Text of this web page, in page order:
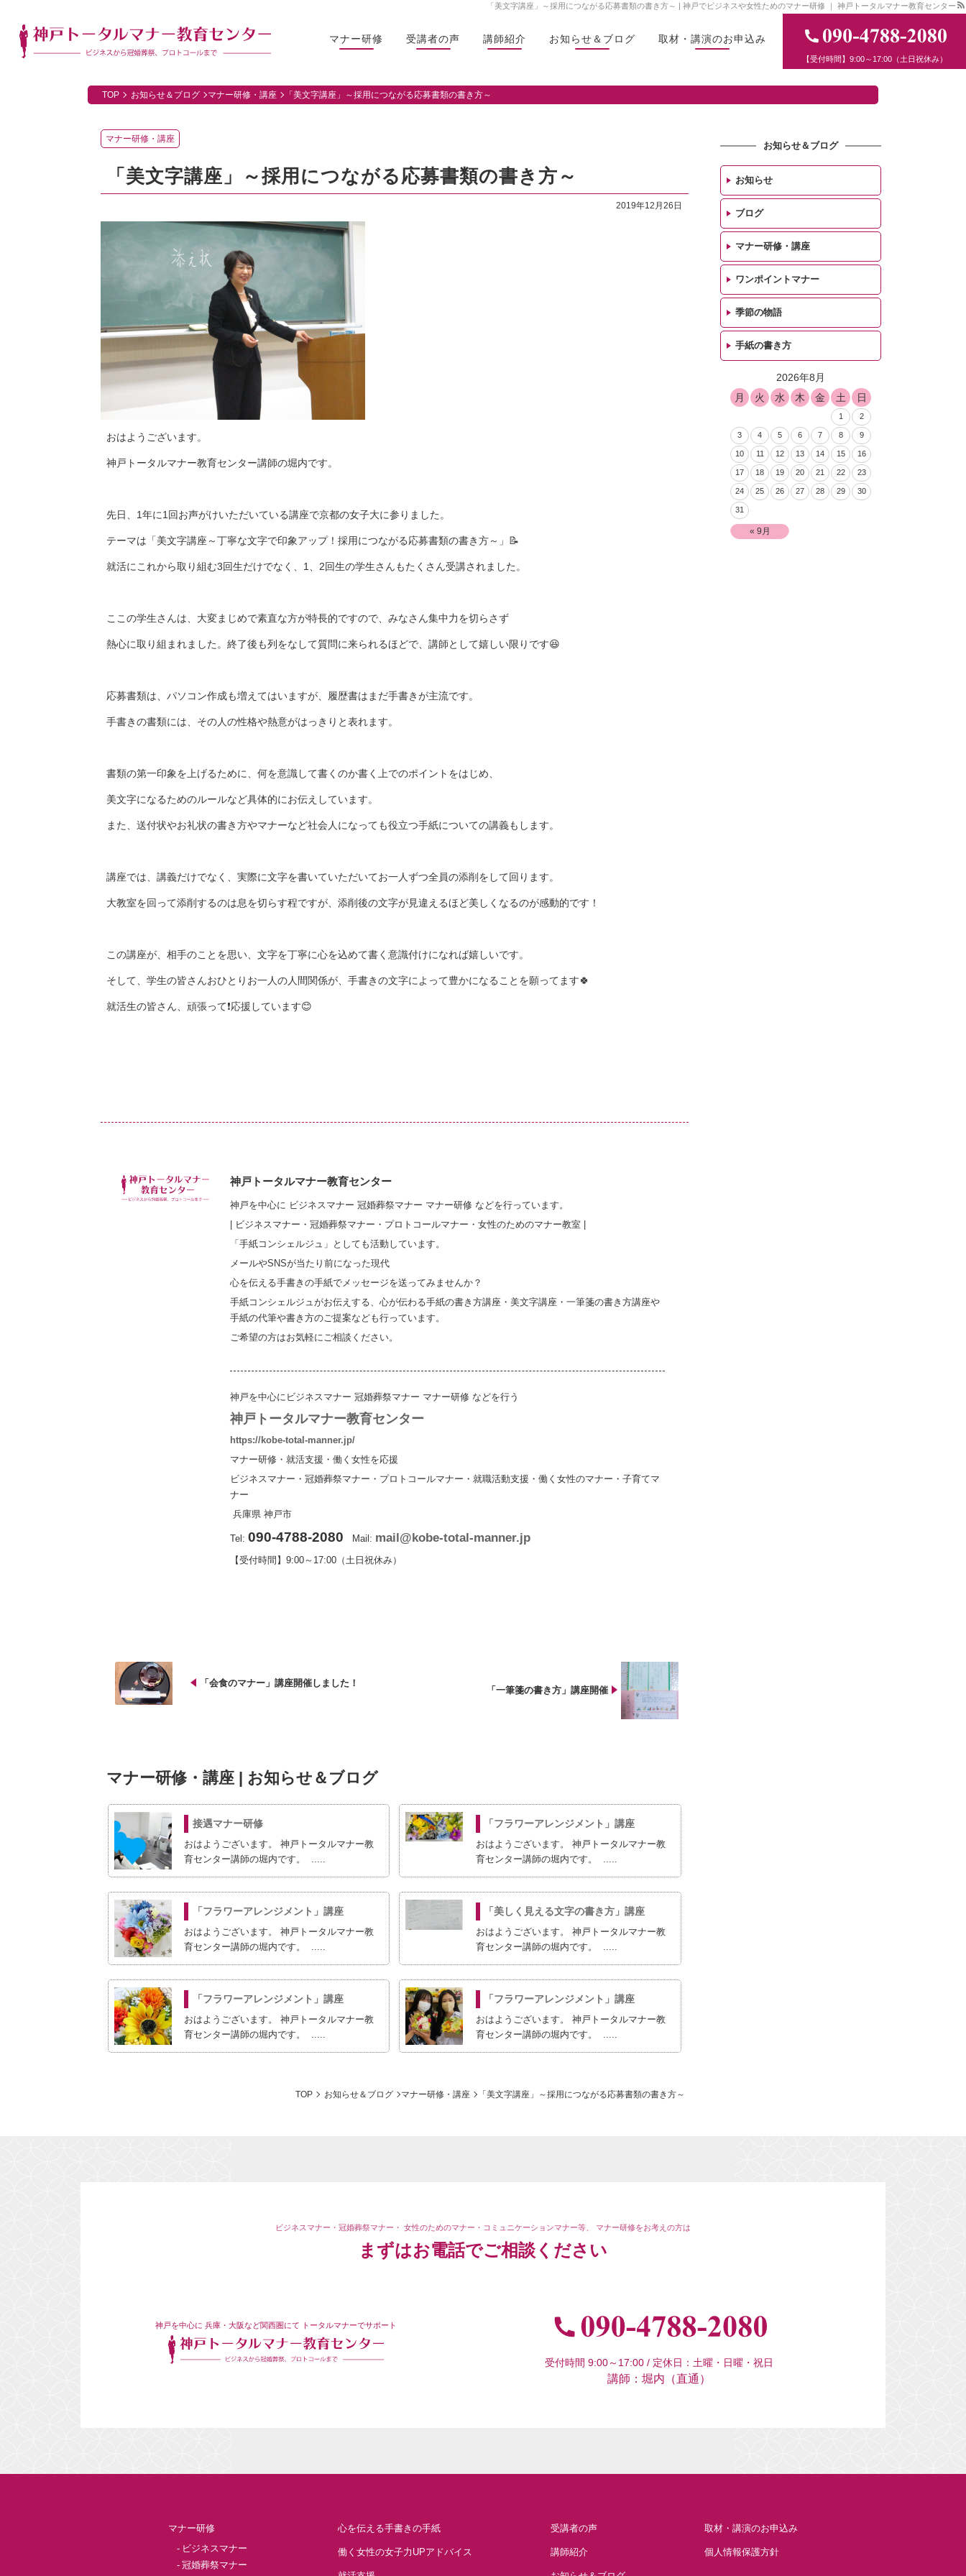
「美文字講座」～採用につながる応募書類の書き方～ | 神戸でビジネスや女性ためのマナー研修 ｜ 神戸トータルマナー教育センター
マナー研修 受講者の声 講師紹介 お知らせ＆ブログ 取材・講演のお申込み
【受付時間】9:00～17:00（土日祝休み）
TOP お知らせ＆ブログ マナー研修・講座 「美文字講座」～採用につながる応募書類の書き方～
マナー研修・講座
「美文字講座」～採用につながる応募書類の書き方～
2019年12月26日
おはようございます。
神戸トータルマナー教育センター講師の堀内です。
先日、1年に1回お声がけいただいている講座で京都の女子大に参りました。
テーマは「美文字講座～丁寧な文字で印象アップ！採用につながる応募書類の書き方～」📝
就活にこれから取り組む3回生だけでなく、1、2回生の学生さんもたくさん受講されました。
ここの学生さんは、大変まじめで素直な方が特長的ですので、みなさん集中力を切らさず
熱心に取り組まれました。終了後も列をなして質問に来られるほどで、講師として嬉しい限りです😆
応募書類は、パソコン作成も増えてはいますが、履歴書はまだ手書きが主流です。
手書きの書類には、その人の性格や熱意がはっきりと表れます。
書類の第一印象を上げるために、何を意識して書くのか書く上でのポイントをはじめ、
美文字になるためのルールなど具体的にお伝えしています。
また、送付状やお礼状の書き方やマナーなど社会人になっても役立つ手紙についての講義もします。
講座では、講義だけでなく、実際に文字を書いていただいてお一人ずつ全員の添削をして回ります。
大教室を回って添削するのは息を切らす程ですが、添削後の文字が見違えるほど美しくなるのが感動的です！
この講座が、相手のことを思い、文字を丁寧に心を込めて書く意識付けになれば嬉しいです。
そして、学生の皆さんおひとりお一人の人間関係が、手書きの文字によって豊かになることを願ってます🍀
就活生の皆さん、頑張って❗応援しています😊
神戸トータルマナー教育センター
神戸を中心に ビジネスマナー 冠婚葬祭マナー マナー研修 などを行っています。
| ビジネスマナー・冠婚葬祭マナー・プロトコールマナー・女性のためのマナー教室 |
「手紙コンシェルジュ」としても活動しています。
メールやSNSが当たり前になった現代
心を伝える手書きの手紙でメッセージを送ってみませんか？
手紙コンシェルジュがお伝えする、心が伝わる手紙の書き方講座・美文字講座・一筆箋の書き方講座や
手紙の代筆や書き方のご提案なども行っています。
ご希望の方はお気軽にご相談ください。
神戸を中心にビジネスマナー 冠婚葬祭マナー マナー研修 などを行う
神戸トータルマナー教育センター
https://kobe-total-manner.jp/
マナー研修・就活支援・働く女性を応援
ビジネスマナー・冠婚葬祭マナー・プロトコールマナー・就職活動支援・働く女性のマナー・子育てマ
ナー
兵庫県 神戸市
Tel: 090-4788-2080 Mail: mail@kobe-total-manner.jp
【受付時間】9:00～17:00（土日祝休み）
「会食のマナー」講座開催しました！
「一筆箋の書き方」講座開催
マナー研修・講座 | お知らせ＆ブログ
接遇マナー研修
おはようございます。 神戸トータルマナー教
育センター講師の堀内です。 .....
「フラワーアレンジメント」講座
おはようございます。 神戸トータルマナー教
育センター講師の堀内です。 .....
「フラワーアレンジメント」講座
おはようございます。 神戸トータルマナー教
育センター講師の堀内です。 .....
「美しく見える文字の書き方」講座
おはようございます。 神戸トータルマナー教
育センター講師の堀内です。 .....
「フラワーアレンジメント」講座
おはようございます。 神戸トータルマナー教
育センター講師の堀内です。 .....
「フラワーアレンジメント」講座
おはようございます。 神戸トータルマナー教
育センター講師の堀内です。 .....
お知らせ＆ブログ
お知らせ
ブログ
マナー研修・講座
ワンポイントマナー
季節の物語
手紙の書き方
2026年8月
月
火 水 木 金 土 日
« 9月
1 2
3 4 5 6 7 8 9
10 11 12 13 14 15 16
17 18 19 20 21 22 23
24 25 26 27 28 29 30
31
TOP お知らせ＆ブログ マナー研修・講座 「美文字講座」～採用につながる応募書類の書き方～
ビジネスマナー・冠婚葬祭マナー・ 女性のためのマナー・コミュニケーションマナー等、 マナー研修をお考えの方は
まずはお電話でご相談ください
神戸を中心に 兵庫・大阪など関西圏にて トータルマナーでサポート
受付時間 9:00～17:00 / 定休日：土曜・日曜・祝日
講師：堀内（直通）
マナー研修
ビジネスマナー
冠婚葬祭マナー
心を伝える手書きの手紙
働く女性の女子力UPアドバイス
受講者の声
講師紹介
取材・講演のお申込み
個人情報保護方針